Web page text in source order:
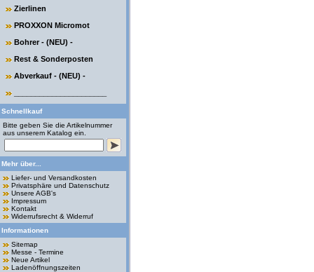
Zierlinen
PROXXON Micromot
Bohrer - (NEU) -
Rest & Sonderposten
Abverkauf - (NEU) -
Schnellkauf
Bitte geben Sie die Artikelnummer
aus unserem Katalog ein.
Mehr über...
Liefer- und Versandkosten
Privatsphäre und Datenschutz
Unsere AGB's
Impressum
Kontakt
Widerrufsrecht & Widerruf
Informationen
Sitemap
Messe - Termine
Neue Artikel
Ladenöffnungszeiten